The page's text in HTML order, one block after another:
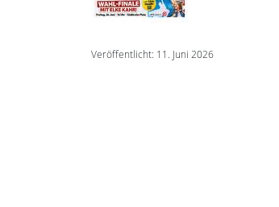
Veröffentlicht: 11. Juni 2026